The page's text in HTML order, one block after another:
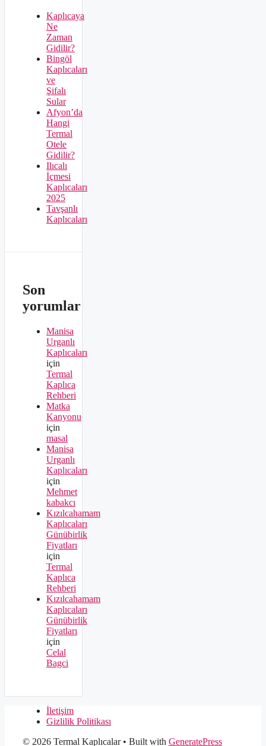
Kaplıcaya
Ne
Zaman
Gidilir?
Bingöl
Kaplıcaları
ve
Şifalı
Sular
Afyon’da
Hangi
Termal
Otele
Gidilir?
Ilıcalı
İçmesi
Kaplıcaları
2025
Tavşanlı
Kaplıcaları
Son
yorumlar
Manisa
Urganlı
Kaplıcaları
için
Termal
Kaplıca
Rehberi
Matka
Kanyonu
için
masal
Manisa
Urganlı
Kaplıcaları
için
Mehmet
kabakcı
Kızılcahamam
Kaplıcaları
Günübirlik
Fiyatları
için
Termal
Kaplıca
Rehberi
Kızılcahamam
Kaplıcaları
Günübirlik
Fiyatları
için
Celal
Bagci
İletişim
Gizlilik Politikası
© 2026 Termal Kaplıcalar• Built with GeneratePress